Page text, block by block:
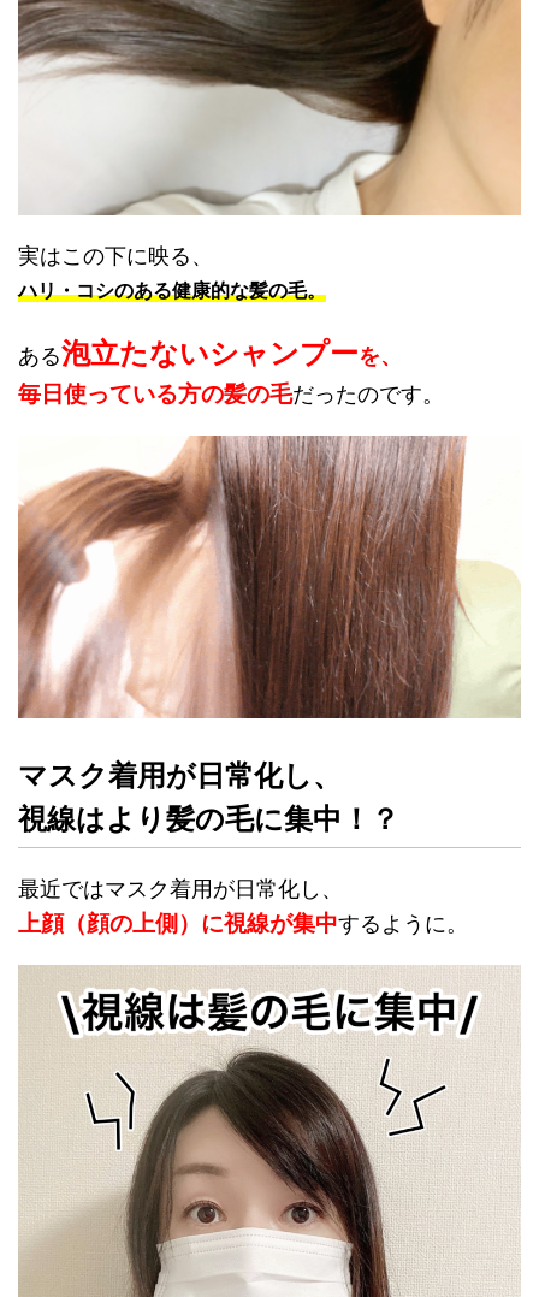
実はこの下に映る、
ハリ・コシのある健康的な髪の毛。
ある泡立たないシャンプーを、
毎日使っている方の髪の毛だったのです。
マスク着用が日常化し、
視線はより髪の毛に集中！？
最近ではマスク着用が日常化し、
上顔（顔の上側）に視線が集中するように。